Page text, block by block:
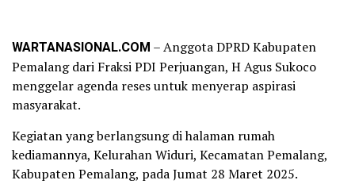
WARTANASIONAL.COM – Anggota DPRD Kabupaten
Pemalang dari Fraksi PDI Perjuangan, H Agus Sukoco
menggelar agenda reses untuk menyerap aspirasi
masyarakat.
Kegiatan yang berlangsung di halaman rumah
kediamannya, Kelurahan Widuri, Kecamatan Pemalang,
Kabupaten Pemalang, pada Jumat 28 Maret 2025.